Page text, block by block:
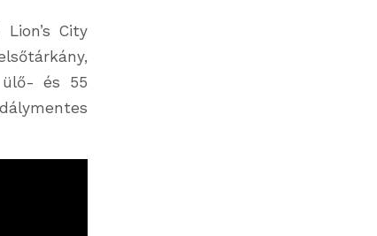
City
ülő- és 55